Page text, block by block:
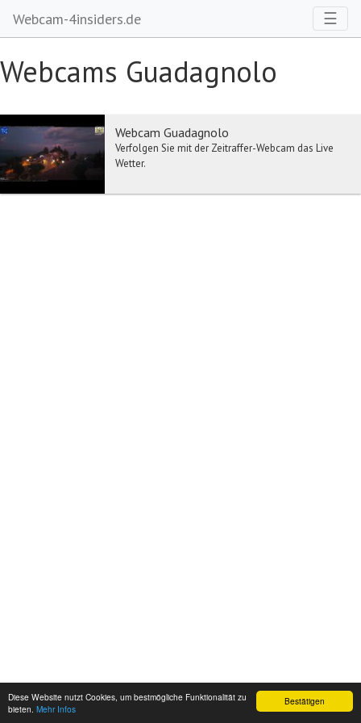
Bestätigen
Diese Website nutzt Cookies, um bestmögliche Funktionalität zu
bieten. Mehr Infos
Webcam-4insiders.de ☰
Webcams Guadagnolo
Webcam Guadagnolo
Verfolgen Sie mit der Zeitraffer-Webcam das Live
Wetter.